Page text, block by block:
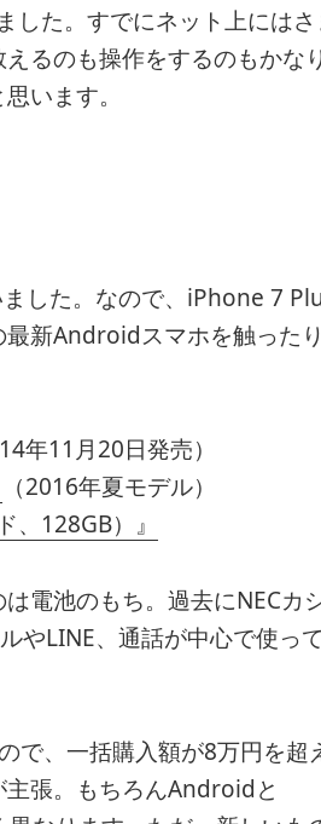
した。すでにネット上にはさ
るのも操作をするのもかな
います。
した。なので、iPhone 7
新Androidスマホを触った
年11月20日発売）
（2016年夏モデル）
、128GB）』
電池のもち。過去にNECカ
やLINE、通話が中心で使っ
で、一括購入額が8万円を超
張。もちろんAndroidと